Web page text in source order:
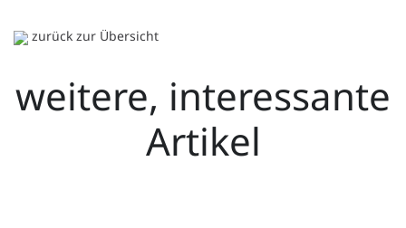
zurück zur Übersicht
weitere, interessante
Artikel